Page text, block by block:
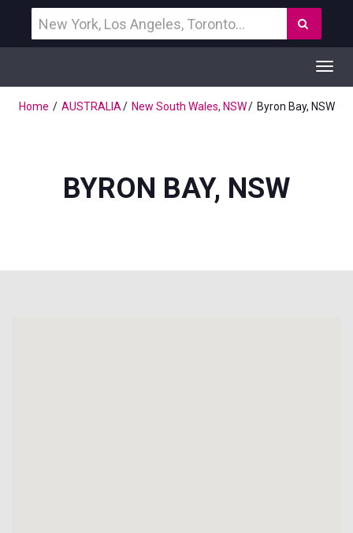
een
bestemming
Home
AUSTRALIA New South Wales, NSW Byron Bay, NSW
BYRON BAY, NSW